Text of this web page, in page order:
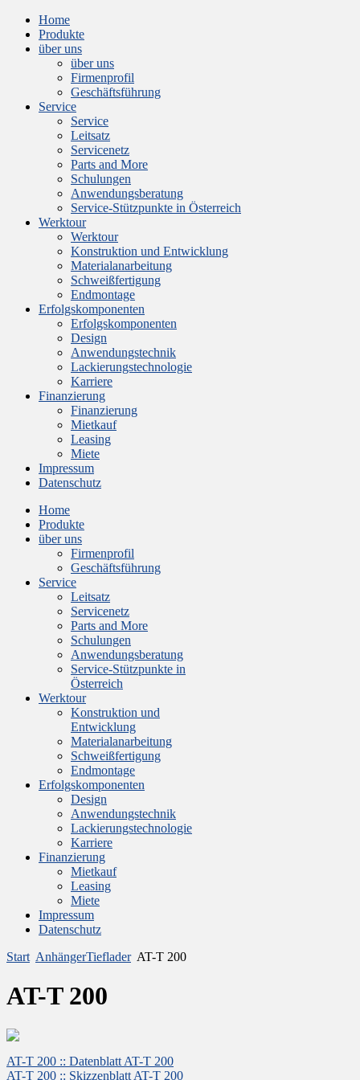
Home
Produkte
über uns
über uns
Firmenprofil
Geschäftsführung
Service
Service
Leitsatz
Servicenetz
Parts and More
Schulungen
Anwendungsberatung
Service-Stützpunkte in Österreich
Werktour
Werktour
Konstruktion und Entwicklung
Materialanarbeitung
Schweißfertigung
Endmontage
Erfolgskomponenten
Erfolgskomponenten
Design
Anwendungstechnik
Lackierungstechnologie
Karriere
Finanzierung
Finanzierung
Mietkauf
Leasing
Miete
Impressum
Datenschutz
Home
Produkte
über uns
Firmenprofil
Geschäftsführung
Service
Leitsatz
Servicenetz
Parts and More
Schulungen
Anwendungsberatung
Service-Stützpunkte in
Österreich
Werktour
Konstruktion und
Entwicklung
Materialanarbeitung
Schweißfertigung
Endmontage
Erfolgskomponenten
Design
Anwendungstechnik
Lackierungstechnologie
Karriere
Finanzierung
Mietkauf
Leasing
Miete
Impressum
Datenschutz
Start AnhängerTieflader AT-T 200
AT-T 200
AT-T 200 :: Datenblatt AT-T 200
AT-T 200 :: Skizzenblatt AT-T 200